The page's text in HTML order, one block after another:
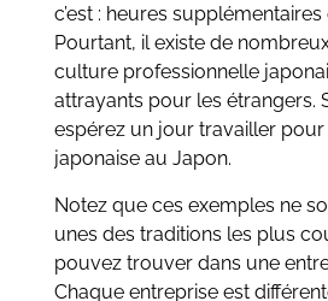
c’est : heures
Pourtant, il existe de
culture professionnelle
attrayants pour les étrangers.
espérez un jour travailler
japonaise au Japon.
Notez que ces exemples ne
unes des traditions les plus
pouvez trouver dans une
Chaque entreprise est